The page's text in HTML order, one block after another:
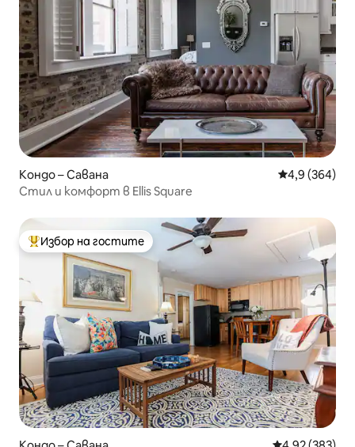
Кондо – Савана Средна
4,9 (364)
Стил и комфорт в Ellis Square
Най-популярен избор на гостите
Избор на гостите